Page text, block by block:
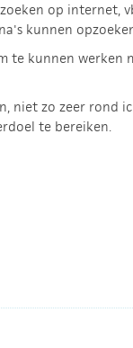
op internet,
kunnen
te kunnen werken
niet zo zeer rond
te bereiken.